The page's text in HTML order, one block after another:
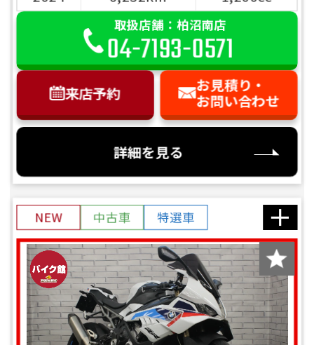
取扱店舗：柏沼南店
04-7193-0571
来店予約
お見積り・
お問い合わせ
詳細を見る
NEW 中古車 特選車